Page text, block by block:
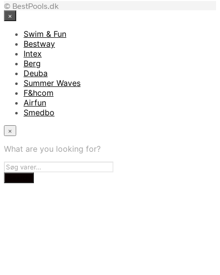
© BestPools.dk
×
Swim & Fun
Bestway
Intex
Berg
Deuba
Summer Waves
F&hcom
Airfun
Smedbo
×
What are you looking for?